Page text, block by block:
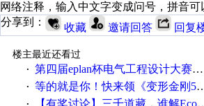
网络注释，输入中文字变成问号，拼音
分享到：
收藏 邀请回答 回复
楼主最近还看过
· 第四届eplan杯电气工程设计大赛报名啦！！！
· 等的就是你！快来领《变形金刚5》观影券
【有奖讨论】三千道藏，谁解EcoStruxureMA领域之谜？